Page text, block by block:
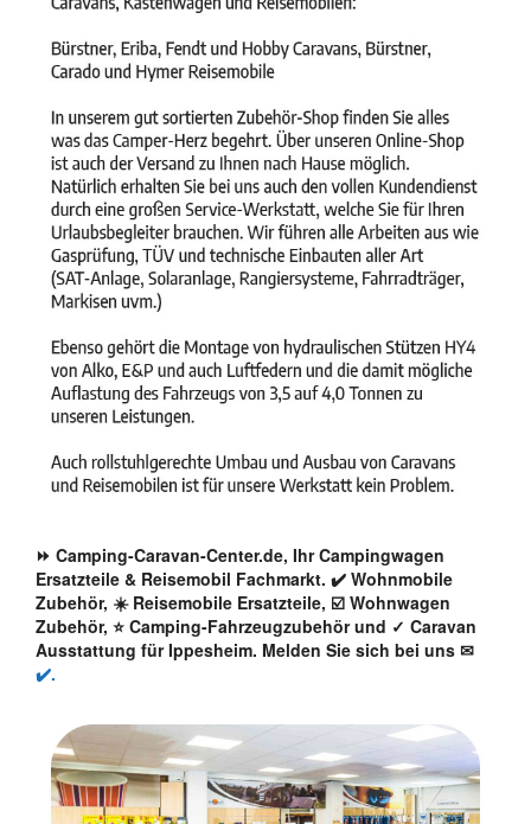
⏩ Camping-Caravan-Center.de, Ihr Campingwagen
Ersatzteile & Reisemobil Fachmarkt. ✔️ Wohnmobile
Zubehör, ☀️ Reisemobile Ersatzteile, ☑️ Wohnwagen
Zubehör, ⭐ Camping-Fahrzeugzubehör und ✓ Caravan
Ausstattung für Ippesheim. Melden Sie sich bei uns ✉
✔️.